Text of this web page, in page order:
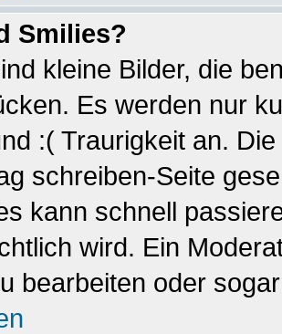
Smilies?
kleine Bilder, die
Es werden nur
:( Traurigkeit an.
schreiben-Seite
kann schnell
wird. Ein
bearbeiten oder